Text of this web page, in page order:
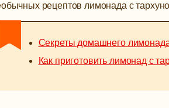
рецептов лимонада с
Секреты домашнего
Как приготовить лимонад с